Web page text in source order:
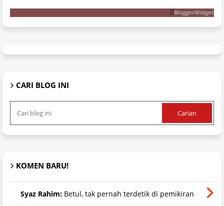
BloggerWidget
CARI BLOG INI
KOMEN BARU!
Syaz Rahim: Betul, tak pernah terdetik di pemikiran